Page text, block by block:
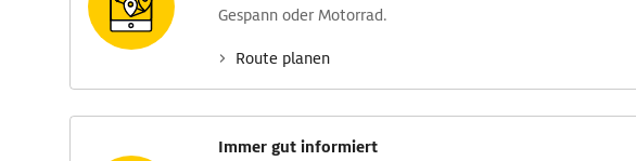
Gespann oder Motorrad.
Route planen
Immer gut informiert